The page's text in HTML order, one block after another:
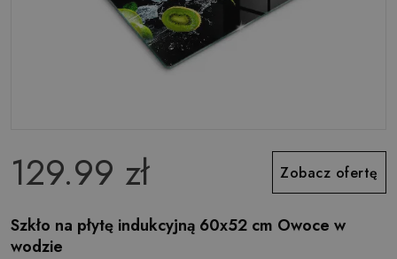
129.99 zł Zobacz ofertę
Szkło na płytę indukcyjną 60x52 cm Owoce w
wodzie